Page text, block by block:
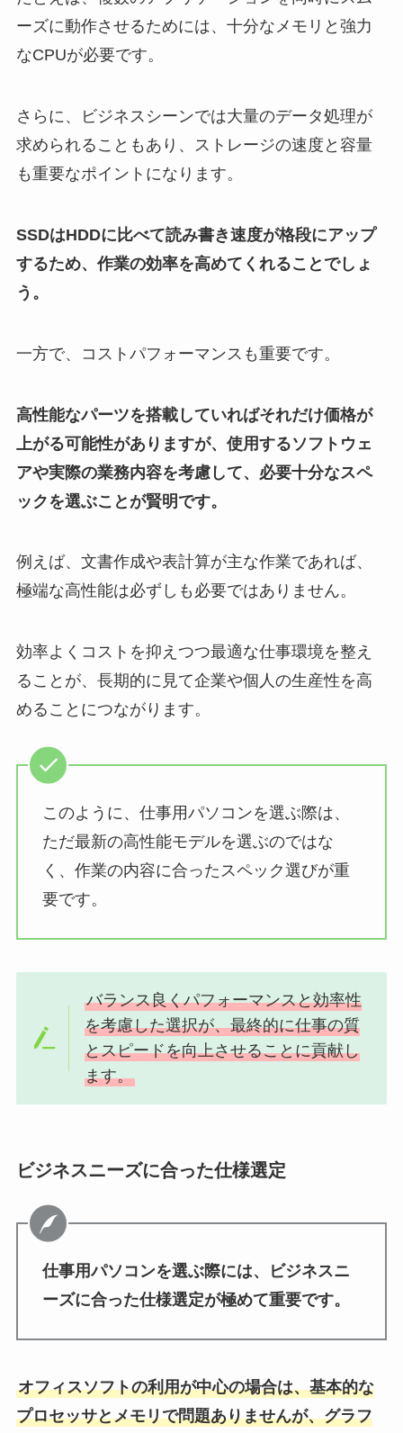
ーズに動作させるためには、十分なメモリと強力
なCPUが必要です。
さらに、ビジネスシーンでは大量のデータ処理が
求められることもあり、ストレージの速度と容量
も重要なポイントになります。
SSDはHDDに比べて読み書き速度が格段にアップ
するため、作業の効率を高めてくれることでしょ
う。
一方で、コストパフォーマンスも重要です。
高性能なパーツを搭載していればそれだけ価格が
上がる可能性がありますが、使用するソフトウェ
アや実際の業務内容を考慮して、必要十分なスペ
ックを選ぶことが賢明です。
例えば、文書作成や表計算が主な作業であれば、
極端な高性能は必ずしも必要ではありません。
効率よくコストを抑えつつ最適な仕事環境を整え
ることが、長期的に見て企業や個人の生産性を高
めることにつながります。
このように、仕事用パソコンを選ぶ際は、
ただ最新の高性能モデルを選ぶのではな
く、作業の内容に合ったスペック選びが重
要です。
バランス良くパフォーマンスと効率性
を考慮した選択が、最終的に仕事の質
とスピードを向上させることに貢献し
ます。
ビジネスニーズに合った仕様選定
仕事用パソコンを選ぶ際には、ビジネスニ
ーズに合った仕様選定が極めて重要です。
オフィスソフトの利用が中心の場合は、基本的な
プロセッサとメモリで問題ありませんが、グラフ